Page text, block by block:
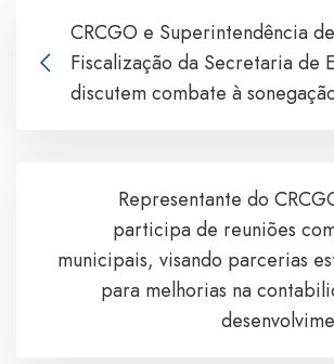
CRCGO e Superintendência de
Fiscalização da Secretaria de
discutem combate à
Representante do
participa de reuniões
municipais, visando parcerias
para melhorias na